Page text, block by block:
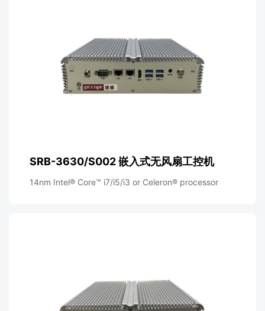
SRB-3630/S002 嵌入式无风扇工控机
14nm Intel® Core™ i7/i5/i3 or Celeron® processor